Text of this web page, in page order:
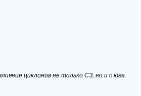
циклонов не только СЗ, но и с юга.